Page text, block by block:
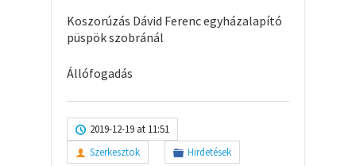
Koszorúzás Dávid Ferenc egyházalapító
püspök szobránál
Állófogadás
2019-12-19 at 11:51
Szerkesztok
Hirdetések